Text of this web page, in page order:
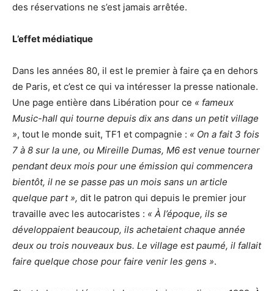
des réservations ne s’est jamais arrêtée.
L’effet médiatique
Dans les années 80, il est le premier à faire ça en dehors
de Paris, et c’est ce qui va intéresser la presse nationale.
Une page entière dans Libération pour ce « fameux
Music-hall qui tourne depuis dix ans dans un petit village
», tout le monde suit, TF1 et compagnie : « On a fait 3 fois
7 à 8 sur la une, ou Mireille Dumas, M6 est venue tourner
pendant deux mois pour une émission qui commencera
bientôt, il ne se passe pas un mois sans un article
quelque part », dit le patron qui depuis le premier jour
travaille avec les autocaristes : « À l’époque, ils se
développaient beaucoup, ils achetaient chaque année
deux ou trois nouveaux bus. Le village est paumé, il fallait
faire quelque chose pour faire venir les gens ».